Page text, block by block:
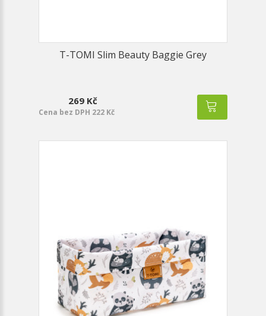
T-TOMI Slim Beauty Baggie Grey
269 Kč
Cena bez DPH 222 Kč